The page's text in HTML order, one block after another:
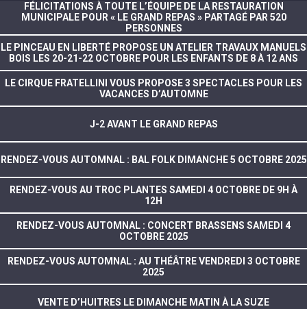
FÉLICITATIONS À TOUTE L’ÉQUIPE DE LA RESTAURATION
MUNICIPALE POUR « LE GRAND REPAS » PARTAGÉ PAR 520
PERSONNES
LE PINCEAU EN LIBERTÉ PROPOSE UN ATELIER TRAVAUX MANUELS
BOIS LES 20-21-22 OCTOBRE POUR LES ENFANTS DE 8 À 12 ANS
LE CIRQUE FRATELLINI VOUS PROPOSE 3 SPECTACLES POUR LES
VACANCES D’AUTOMNE
J-2 AVANT LE GRAND REPAS
RENDEZ-VOUS AUTOMNAL : BAL FOLK DIMANCHE 5 OCTOBRE 2025
RENDEZ-VOUS AU TROC PLANTES SAMEDI 4 OCTOBRE DE 9H À
12H
RENDEZ-VOUS AUTOMNAL : CONCERT BRASSENS SAMEDI 4
OCTOBRE 2025
RENDEZ-VOUS AUTOMNAL : AU THÉÂTRE VENDREDI 3 OCTOBRE
2025
VENTE D’HUITRES LE DIMANCHE MATIN À LA SUZE